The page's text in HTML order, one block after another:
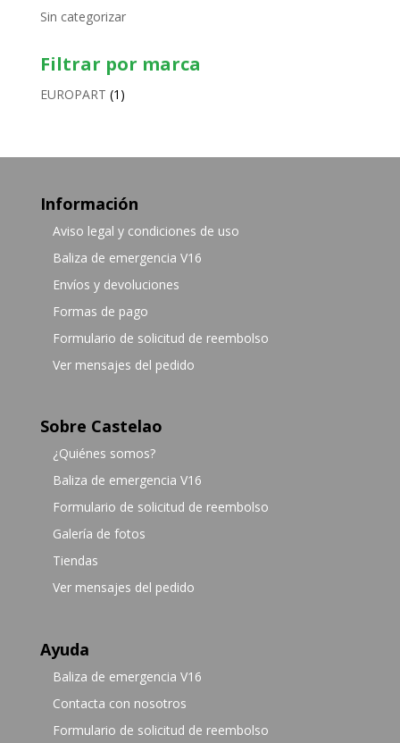
Sin categorizar
Filtrar por marca
EUROPART (1)
Información
Aviso legal y condiciones de uso
Baliza de emergencia V16
Envíos y devoluciones
Formas de pago
Formulario de solicitud de reembolso
Ver mensajes del pedido
Sobre Castelao
¿Quiénes somos?
Baliza de emergencia V16
Formulario de solicitud de reembolso
Galería de fotos
Tiendas
Ver mensajes del pedido
Ayuda
Baliza de emergencia V16
Contacta con nosotros
Formulario de solicitud de reembolso